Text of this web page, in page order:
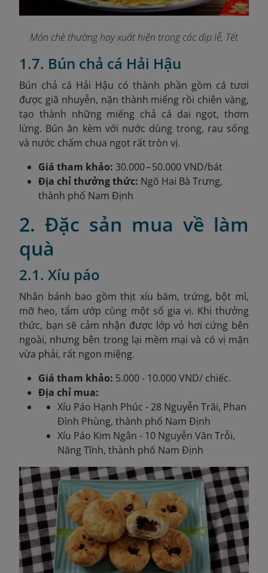
Món chè thường hay xuất hiện trong các dịp lễ, Tết
1.7. Bún chả cá Hải Hậu
Bún chả cá Hải Hậu có thành phần gồm cá tươi
được giã nhuyễn, nặn thành miếng rồi chiên vàng,
tạo thành những miếng chả cá dai ngọt, thơm
lừng. Bún ăn kèm với nước dùng trong, rau sống
và nước chấm chua ngọt rất tròn vị.
Giá tham khảo: 30.000 – 50.000 VND/bát
Địa chỉ thưởng thức: Ngõ Hai Bà Trưng,
thành phố Nam Định
2. Đặc sản mua về làm
quà
2.1. Xíu páo
Nhân bánh bao gồm thịt xíu băm, trứng, bột mì,
mỡ heo, tẩm ướp cùng một số gia vị. Khi thưởng
thức, bạn sẽ cảm nhận được lớp vỏ hơi cứng bên
ngoài, nhưng bên trong lại mềm mại và có vị mặn
vừa phải, rất ngon miệng.
Giá tham khảo: 5.000 - 10.000 VND/ chiếc.
Địa chỉ mua:
Xíu Páo Hạnh Phúc - 28 Nguyễn Trãi, Phan
Đình Phùng, thành phố Nam Định
Xíu Páo Kim Ngân - 10 Nguyễn Văn Trỗi,
Năng Tĩnh, thành phố Nam Định